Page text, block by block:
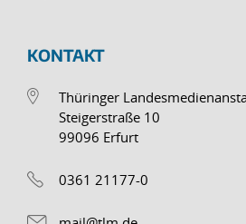
KONTAKT
Thüringer
Steigerstraße 10
99096 Erfurt
0361 21177-0